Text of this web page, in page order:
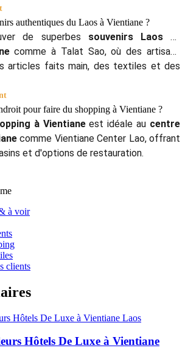
authentiques du Laos à Vientiane ?
de superbes souvenirs Laosau
comme à Talat Sao, où des artisans
articles faits main, des textiles et des
pour faire du shopping à Vientiane ?
à Vientianeest idéale au centre
comme Vientiane Center Lao, offrant
et d'options de restauration.
à voir
clients
Hôtels De Luxe à Vientiane